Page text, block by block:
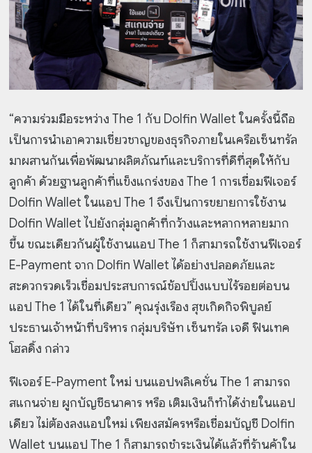
“ความร่วมมือระหว่าง The 1 กับ Dolfin Wallet ในครั้งนี้ถือ
เป็นการนำเอาความเชี่ยวชาญของธุรกิจภายในเครือเซ็นทรัล
มาผสานกันเพื่อพัฒนาผลิตภัณฑ์และบริการที่ดีที่สุดให้กับ
ลูกค้า ด้วยฐานลูกค้าที่แข็งแกร่งของ The 1 การเชื่อมฟีเจอร์
Dolfin Wallet ในแอป The 1 จึงเป็นการขยายการใช้งาน
Dolfin Wallet ไปยังกลุ่มลูกค้าที่กว้างและหลากหลายมาก
ขึ้น ขณะเดียวกันผู้ใช้งานแอป The 1 ก็สามารถใช้งานฟีเจอร์
E-Payment จาก Dolfin Wallet ได้อย่างปลอดภัยและ
สะดวกรวดเร็วเชื่อมประสบการณ์ช้อปปิ้งแบบไร้รอยต่อบน
แอป The 1 ได้ในที่เดียว” คุณรุ่งเรือง สุขเกิดกิจพิบูลย์
ประธานเจ้าหน้าที่บริหาร กลุ่มบริษัท เซ็นทรัล เจดี ฟินเทค
โฮลดิ้ง กล่าว
ฟีเจอร์ E-Payment ใหม่ บนแอปพลิเคชั่น The 1 สามารถ
สแกนจ่าย ผูกบัญชีธนาคาร หรือ เติมเงินก็ทำได้ง่ายในแอป
เดียว ไม่ต้องลงแอปใหม่ เพียงสมัครหรือเชื่อมบัญชี Dolfin
Wallet บนแอป The 1 ก็สามารถชำระเงินได้แล้วที่ร้านค้าใน